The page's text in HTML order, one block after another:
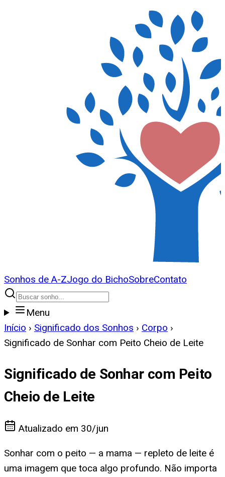
Sonhos de A-ZJogo do BichoSobreContato
Menu
Início › Significado dos Sonhos › Corpo ›
Significado de Sonhar com Peito Cheio de Leite
Significado de Sonhar com Peito
Cheio de Leite
Atualizado em 30/jun
Sonhar com o peito — a mama — repleto de leite é
uma imagem que toca algo profundo. Não importa